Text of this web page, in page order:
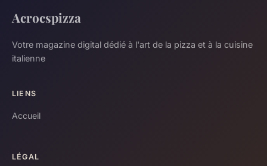
Acrocspizza
Votre magazine digital dédié à l'art de la pizza et à la cuisine
italienne
LIENS
Accueil
LÉGAL